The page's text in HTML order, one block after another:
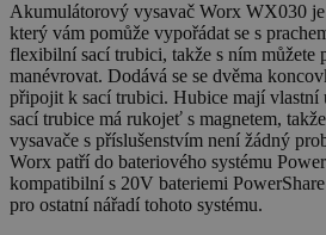
Akumulátorový vysavač Worx WX030
který vám pomůže vypořádat se s
flexibilní sací trubici, takže s ním můžete
manévrovat. Dodává se se dvěma
připojit k sací trubici. Hubice mají vlastní
sací trubice má rukojeť s magnetem,
vysavače s příslušenstvím není žádný
Worx patří do bateriového systému
kompatibilní s 20V bateriemi
pro ostatní nářadí tohoto systému.